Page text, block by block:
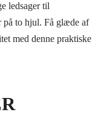
ledsager til
på to hjul. Få glæde af
med denne praktiske